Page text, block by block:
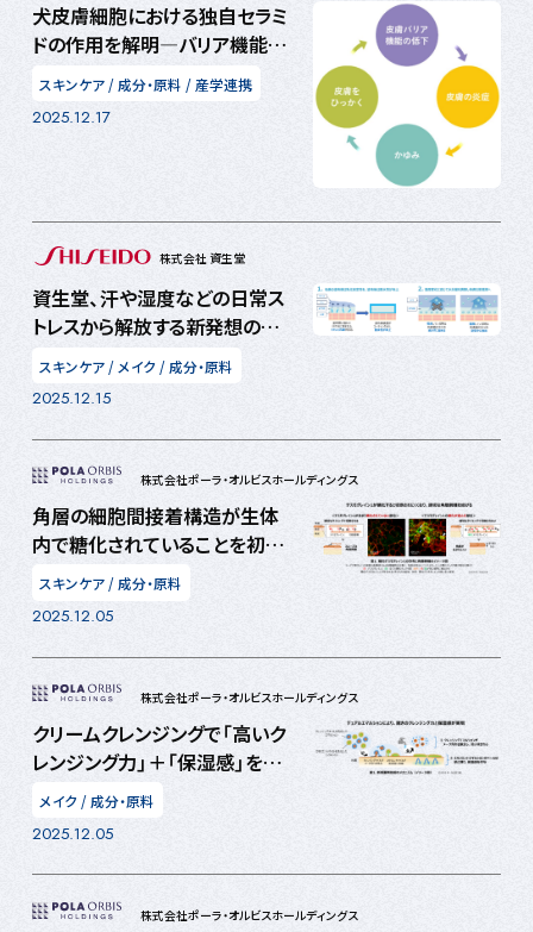
犬皮膚細胞における独自セラミ
ドの作用を解明―バリア機能改
善につながる新知見―
スキンケア / 成分・原料 / 産学連携
2025.12.17
株式会社 資生堂
資生堂、汗や湿度などの日常ス
トレスから解放する新発想のウォ
ーターベース日焼け止め技術を
開発 ～高い耐水性と紫外線
防御力を保ち、外部環境の湿度
変化に応じて肌表面の水分量を
調整～
スキンケア / メイク / 成分・原料
2025.12.15
株式会社ポーラ・オルビスホールディングス
角層の細胞間接着構造が生体
内で糖化されていることを初め
て実証 肌のハリ実感につなが
る新たな知見へ
スキンケア / 成分・原料
2025.12.05
株式会社ポーラ・オルビスホールディングス
クリームクレンジングで「高いク
レンジング力」＋「保湿感」を両
立 機能別エマルション滴を2
種類配合した「デュアルエマルシ
ョン」技術の確立に成功
メイク / 成分・原料
2025.12.05
株式会社ポーラ・オルビスホールディングス